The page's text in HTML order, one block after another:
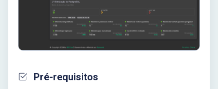
Pré-requisitos